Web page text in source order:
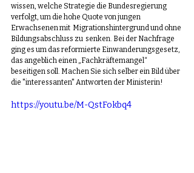
wissen, welche Strategie die Bundesregierung
verfolgt, um die hohe Quote von jungen
Erwachsenen mit  Migrationshintergrund und ohne
Bildungsabschluss zu  senken. Bei der Nachfrage
ging es um das reformierte Einwanderungsgesetz,
das angeblich einen „Fachkräftemangel“
beseitigen soll. Machen Sie sich selber ein Bild über
die "interessanten" Antworten der Ministerin!
https://youtu.be/M-QstFokbq4